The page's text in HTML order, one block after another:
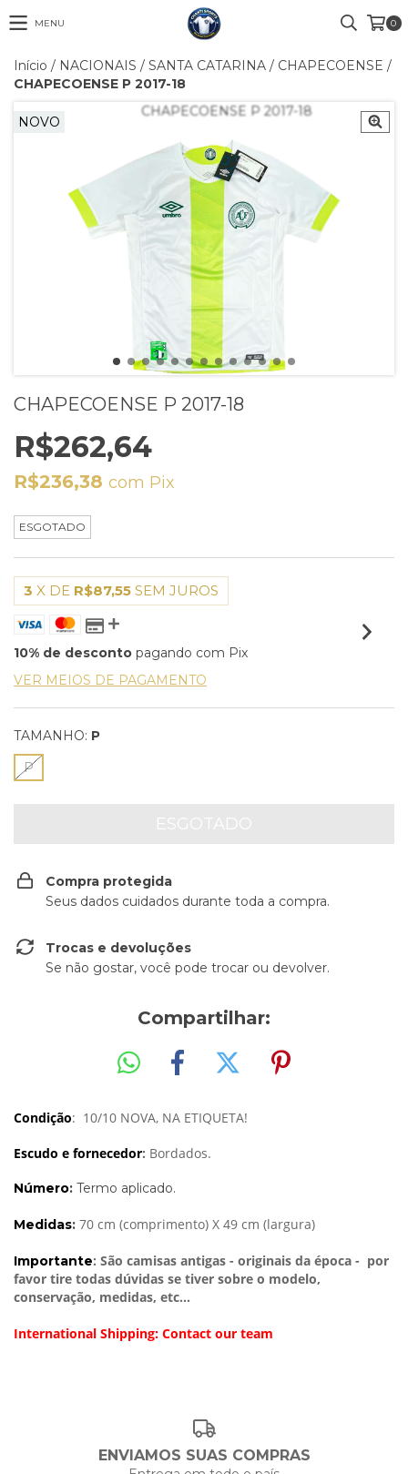
MENU 0
Início / NACIONAIS / SANTA CATARINA / CHAPECOENSE /
CHAPECOENSE P 2017-18
NOVO
CHAPECOENSE P 2017-18
R$262,64
R$236,38 com Pix
ESGOTADO
3 X DE R$87,55 SEM JUROS
10% de desconto pagando com Pix
VER MEIOS DE PAGAMENTO
TAMANHO: P
P
Compra protegida
Seus dados cuidados durante toda a compra.
Trocas e devoluções
Se não gostar, você pode trocar ou devolver.
Compartilhar:
Condição: 10/10 NOVA, NA ETIQUETA!
Escudo e fornecedor: Bordados.
Número: Termo aplicado.
Medidas: 70 cm (comprimento) X 49 cm (largura)
Importante: São camisas antigas - originais da época - por
favor tire todas dúvidas se tiver sobre o modelo,
conservação, medidas, etc...
International Shipping: Contact our team
ENVIAMOS SUAS COMPRAS